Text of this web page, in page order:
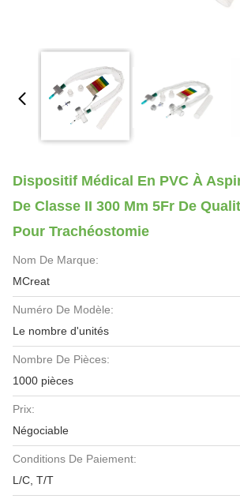
Dispositif Médical En PVC À
De Classe II 300 Mm 5Fr De
Pour Trachéostomie
Nom De Marque:
MCreat
Numéro De Modèle:
Le nombre d'unités
Nombre De Pièces:
1000 pièces
Prix:
Négociable
Conditions De Paiement:
L/C, T/T